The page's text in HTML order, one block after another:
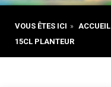
VOUS ÊTES ICI » ACCUEIL
15CL PLANTEUR